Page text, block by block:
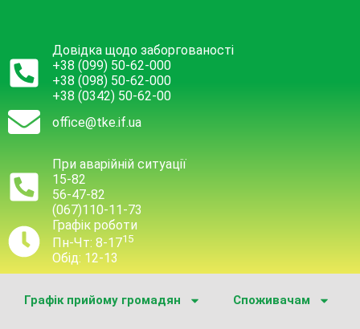
Довідка щодо заборгованості
+38 (099) 50-62-000
+38 (098) 50-62-000
+38 (0342) 50-62-00
office@tke.if.ua
При аварійній ситуації
15-82
56-47-82
(067)110-11-73
Графік роботи
Пн-Чт: 8-1715
Обід: 12-13
Графік прийому громадян Споживачам